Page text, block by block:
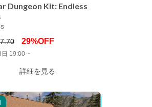
Dungeon Kit: Endless
29%OFF
19:00 ~
詳細を見る
Jump AssetStore